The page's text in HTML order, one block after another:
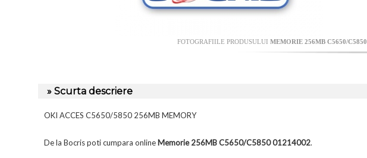
FOTOGRAFIILE PRODUSULUI MEMORIE 256MB C5650/C5850
» Scurta descriere
OKI ACCES C5650/5850 256MB MEMORY
De la Bocris poti cumpara online Memorie 256MB C5650/C5850 01214002.